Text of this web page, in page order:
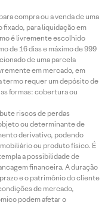
compra ou a venda de uma
para liquidação em
é livremente escolhido
de 16 dias e máximo de 999
de uma parcela
em mercado, em
termo requer um depósito de
formas: cobertura ou
riscos de perdas
ou determinante de
derivativo, podendo
ou produto físico. É
a possibilidade de
financeira. A duração
e o patrimônio do cliente
de mercado,
podem afetar o